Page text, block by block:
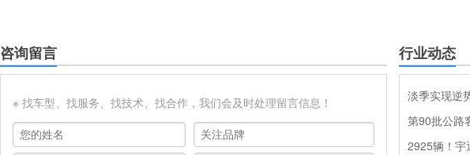
咨询留言
※ 找车型、找服务、找技术、找合作，我们会及时处理留言信息！
行业动态